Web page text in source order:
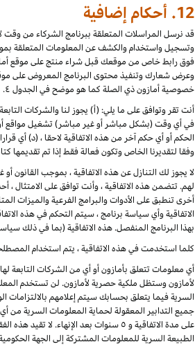
12. أحكام إضافية
قد نرسل المراسلات المتعلقة ببرنامج الشركاء من وقت
وتسجيل واستخدام والكشف عن المعلومات المتعلقة
فوق رابط خاص من موقعك قبل شراء منتج على موقع
وعرض شعارك وتنفيذ محتوى البرنامج المعروض على
خصوصية أمازون ذي الصلة كما هو موضح في الجدول ٤.
أنت تقر وتوافق على ما يلي: (أ) يجوز لنا والشركات
في أي وقت (بشكل مباشر أو غير مباشر) تشغيل مواقع
الحكم أو أي حكم آخر من هذه الاتفاقية لاحقا ، (د) أي
وفقا لتقديرنا الخاص وتكون فعالة فقط إذا تم تقديمها
لا يجوز لك التنازل عن هذه الاتفاقية ، بموجب القانون
لهم. تتضمن هذه الاتفاقية ، وأنت توافق على الامتثال
أخرى تنطبق على الأدوات والبرامج الفرعية والميزات
الاتفاقية وأي سياسة برنامج ، سيتم التحكم في هذه
بهذا البرنامج المنفصل. هذه الاتفاقية (بما في ذلك
كلما استخدمت في هذه الاتفاقية ، يتم استخدام
أي معلومات تتعلق بأمازون أو أي من الشركات التابعة
لأمازون وستظل ملكية حصرية لأمازون. لن تستخدم
السرية فيما يتعلق بحسابك سيتم إعلامهم
جميع التدابير المعقولة لحماية المعلومات السرية
على مدة الاتفاقية و ٥ سنوات بعد
الطبيعة السرية للمعلومات المشتركة إلى الجهة